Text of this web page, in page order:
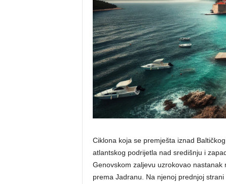
Ciklona koja se premješta iznad
atlantskog podrijetla nad središnju i
Genovskom zaljevu uzrokovao
prema Jadranu. Na njenoj prednjoj